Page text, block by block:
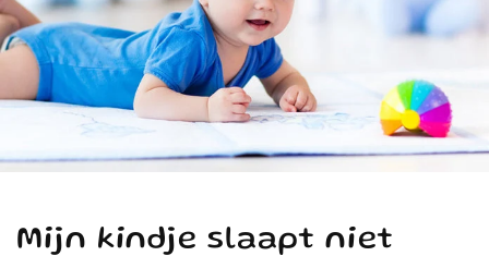
Mijn kindje slaapt niet